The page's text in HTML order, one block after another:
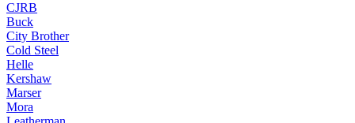
CJRB
Buck
City Brother
Cold Steel
Helle
Kershaw
Marser
Mora